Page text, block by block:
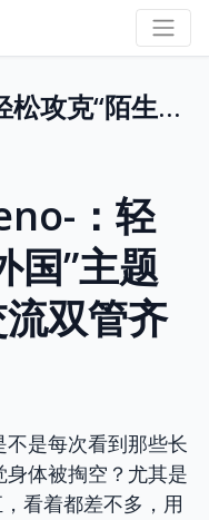
揭秘英语词根xeno-：轻松攻克“陌生与外国”主题词汇，考试与交流双管齐下！
：轻
国”主题
双管齐
是每次看到那些长
体被掏空？尤其是
看着都差不多，用